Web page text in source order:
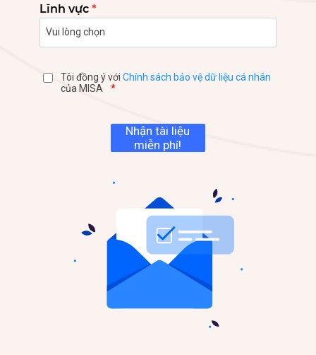
Lĩnh vực *
Tôi đồng ý với Chính sách bảo vệ dữ liệu cá nhân
của MISA
*